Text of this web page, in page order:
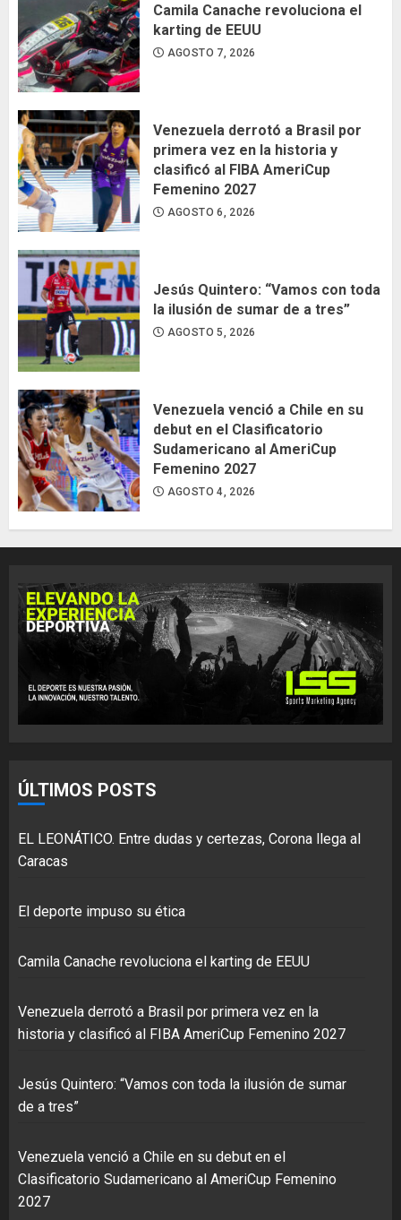
Camila Canache revoluciona el
karting de EEUU
AGOSTO 7, 2026
Venezuela derrotó a Brasil por
primera vez en la historia y
clasificó al FIBA AmeriCup
Femenino 2027
AGOSTO 6, 2026
Jesús Quintero: “Vamos con toda
la ilusión de sumar de a tres”
AGOSTO 5, 2026
Venezuela venció a Chile en su
debut en el Clasificatorio
Sudamericano al AmeriCup
Femenino 2027
AGOSTO 4, 2026
ÚLTIMOS POSTS
EL LEONÁTICO. Entre dudas y certezas, Corona llega al
Caracas
El deporte impuso su ética
Camila Canache revoluciona el karting de EEUU
Venezuela derrotó a Brasil por primera vez en la
historia y clasificó al FIBA AmeriCup Femenino 2027
Jesús Quintero: “Vamos con toda la ilusión de sumar
de a tres”
Venezuela venció a Chile en su debut en el
Clasificatorio Sudamericano al AmeriCup Femenino
2027